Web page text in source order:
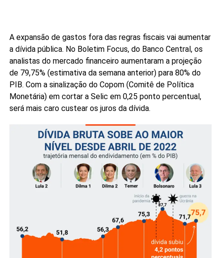
A expansão de gastos fora das regras fiscais vai aumentar
a dívida pública. No Boletim Focus, do Banco Central, os
analistas do mercado financeiro aumentaram a projeção
de 79,75% (estimativa da semana anterior) para 80% do
PIB. Com a sinalização do Copom (Comitê de Política
Monetária) em cortar a Selic em 0,25 ponto percentual,
será mais caro custear os juros da dívida.